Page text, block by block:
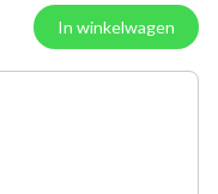
In winkelwagen